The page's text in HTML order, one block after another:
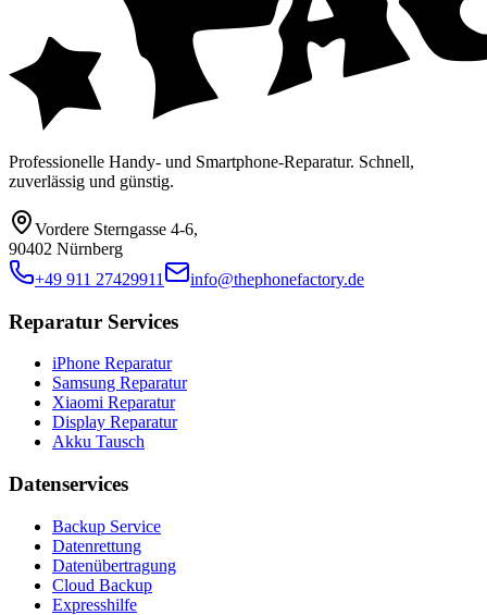
Professionelle Handy- und Smartphone-Reparatur. Schnell,
zuverlässig und günstig.
Vordere Sterngasse 4-6,
90402 Nürnberg
+49 911 27429911
info@thephonefactory.de
Reparatur Services
iPhone Reparatur
Samsung Reparatur
Xiaomi Reparatur
Display Reparatur
Akku Tausch
Datenservices
Backup Service
Datenrettung
Datenübertragung
Cloud Backup
Expresshilfe